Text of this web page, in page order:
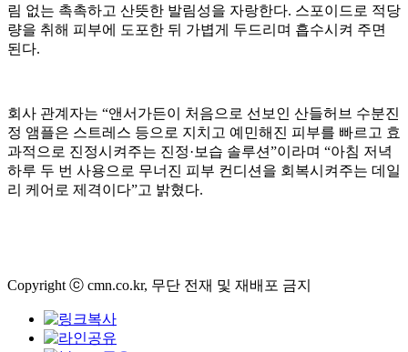
림 없는 촉촉하고 산뜻한 발림성을 자랑한다. 스포이드로 적당
량을 취해 피부에 도포한 뒤 가볍게 두드리며 흡수시켜 주면
된다.
회사 관계자는 “앤서가든이 처음으로 선보인 산들허브 수분진
정 앰플은 스트레스 등으로 지치고 예민해진 피부를 빠르고 효
과적으로 진정시켜주는 진정·보습 솔루션”이라며 “아침 저녁
하루 두 번 사용으로 무너진 피부 컨디션을 회복시켜주는 데일
리 케어로 제격이다”고 밝혔다.
Copyright ⓒ cmn.co.kr, 무단 전재 및 재배포 금지